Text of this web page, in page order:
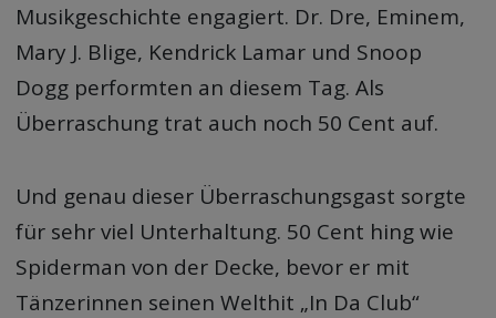
Musikgeschichte engagiert. Dr. Dre, Eminem,
Mary J. Blige, Kendrick Lamar und Snoop
Dogg performten an diesem Tag. Als
Überraschung trat auch noch 50 Cent auf.
Und genau dieser Überraschungsgast sorgte
für sehr viel Unterhaltung. 50 Cent hing wie
Spiderman von der Decke, bevor er mit
Tänzerinnen seinen Welthit „In Da Club“